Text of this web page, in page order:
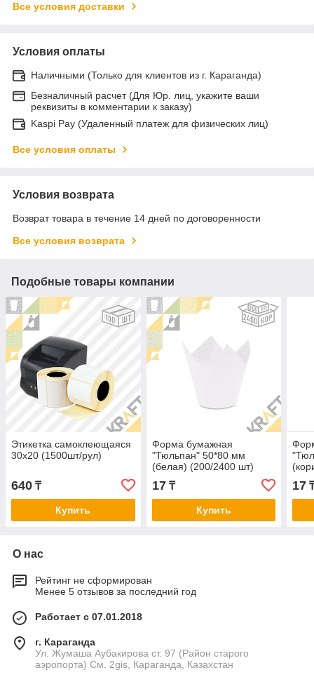
Все условия доставки
Условия оплаты
Наличными (Только для клиентов из г. Караганда)
Безналичный расчет (Для Юр. лиц, укажите ваши
реквизиты в комментарии к заказу)
Kaspi Pay (Удаленный платеж для физических лиц)
Все условия оплаты
Условия возврата
Возврат товара в течение 14 дней по договоренности
Все условия возврата
Подобные товары компании
Этикетка самоклеющаяся
30х20 (1500шт/рул)
640 ₸
Купить
Форма бумажная
"Тюльпан" 50*80 мм
(белая) (200/2400 шт)
17₸
Купить
17
О нас
Рейтинг не сформирован
Менее 5 отзывов за последний год
Работает с 07.01.2018
г. Караганда
Ул. Жумаша Аубакирова ст. 97 (Район старого
аэропорта) См. 2gis, Караганда, Казахстан